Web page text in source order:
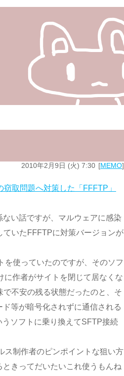
2010年2月9日 (火) 7:30 MEMO
取問題へ対策した「FFFTP」
い話ですが、マルウェアに感染
ていたFFFTPに対策バージョンが
を使っていたのですが、そのソフ
に作者がサイトを閉じて居なくな
不安の残る状態だったのと、そ
等が暗号化されずに通信される
うソフトに乗り換えてSFTP接続
ス制作者のピンポイントな狙い方
きってだいたいこれ使うもんね